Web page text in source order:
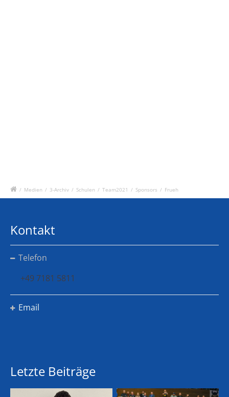
/ Medien / 3-Archiv / Schulen / Team2021 / Sponsors / Frueh
Kontakt
Telefon
+49 7181 5811
Email
Letzte Beiträge